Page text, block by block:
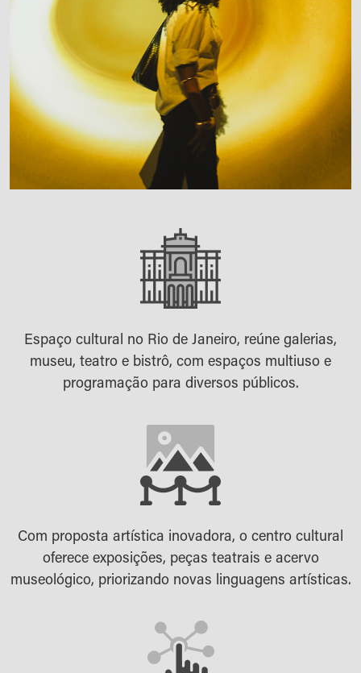
Espaço cultural no Rio de Janeiro, reúne galerias,
museu, teatro e bistrô, com espaços multiuso e
programação para diversos públicos.
Com proposta artística inovadora, o centro cultural
oferece exposições, peças teatrais e acervo
museológico, priorizando novas linguagens artísticas.